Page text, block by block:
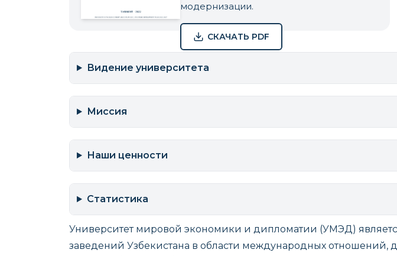
модернизации.
СКАЧАТЬ PDF
Видение университета
Миссия
Наши ценности
Статистика
Университет мировой экономики и дипломатии (УМЭД)
заведений Узбекистана в области международных